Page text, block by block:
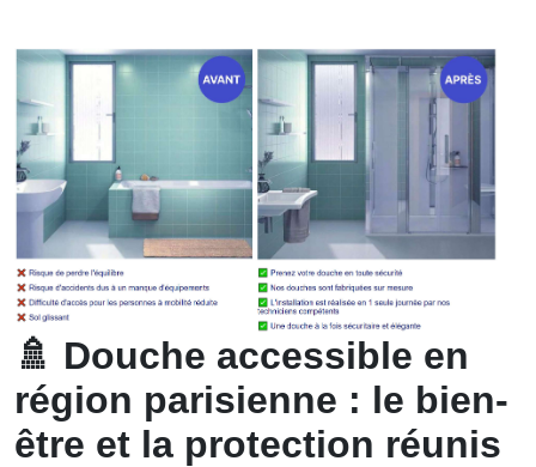
🚿 Douche accessible en
région parisienne : le bien-
être et la protection réunis